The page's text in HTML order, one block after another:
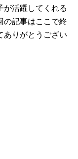
が活躍してくれる
の記事はここで終
ありがとうござい